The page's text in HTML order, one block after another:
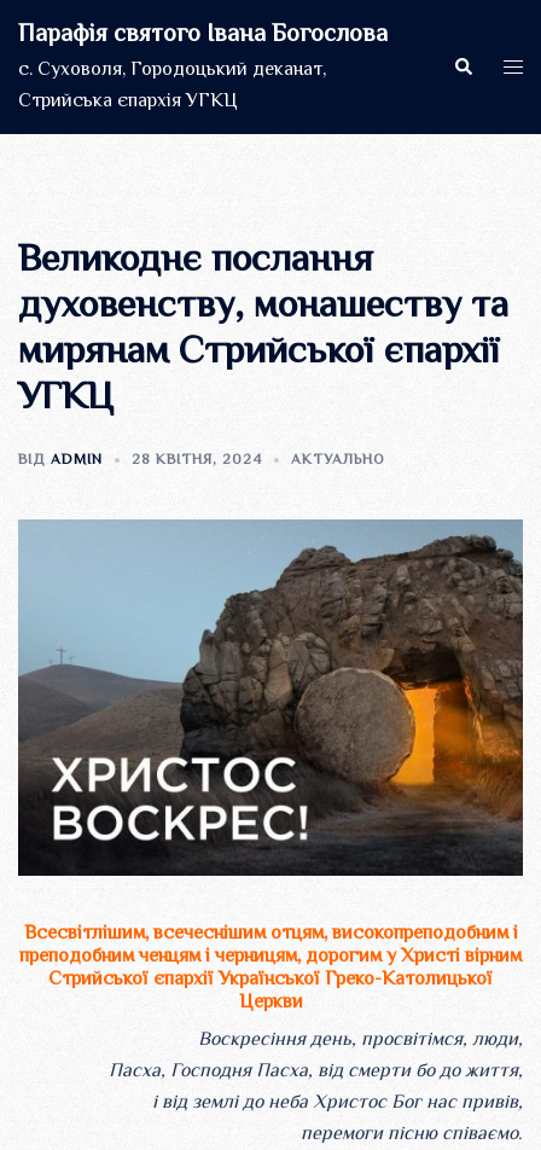
до
вмісту
Парафія святого Івана Богослова
с. Суховоля, Городоцький деканат,
Стрийська єпархія УГКЦ
Пошук
Великоднє послання
духовенству, монашеству та
мирянам Стрийської єпархії
УГКЦ
ВІД ADMIN 28 КВІТНЯ, 2024 АКТУАЛЬНО
Всесвітлішим, всечеснішим отцям, високопреподобним і
преподобним ченцям і черницям, дорогим у Христі вірним
Стрийської єпархії Української Греко-Католицької
Церкви
Воскресіння день, просвітімся, люди,
Пасха, Господня Пасха, від смерти бо до життя,
і від землі до неба Христос Бог нас привів,
перемоги пісню співаємо.